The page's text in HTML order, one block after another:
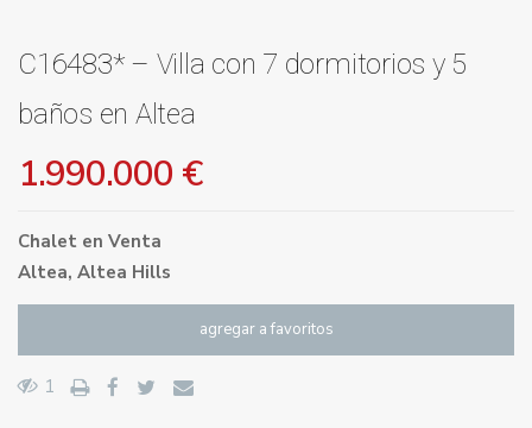
C16483* – Villa con 7 dormitorios y 5
baños en Altea
1.990.000 €
Chalet en Venta
Altea, Altea Hills
agregar a favoritos
1